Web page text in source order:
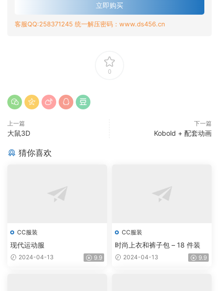
立即购买
客服QQ:258371245 统一解压密码：www.ds456.cn
0
上一篇
大鼠3D
下一篇
Kobold + 配套动画
猜你喜欢
CC服装
现代运动服
2024-04-13 9.9
CC服装
时尚上衣和裤子包 – 18 件装
2024-04-13 9.9